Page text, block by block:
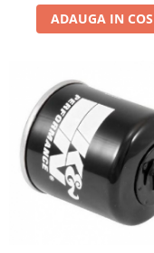
ADAUGA IN COS